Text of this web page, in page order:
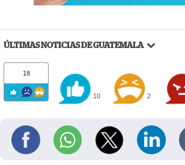
ÚLTIMAS NOTICIAS DE GUATEMALA
18
10 2